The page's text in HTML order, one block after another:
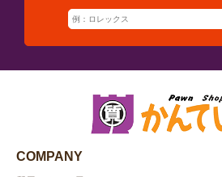
COMPANY